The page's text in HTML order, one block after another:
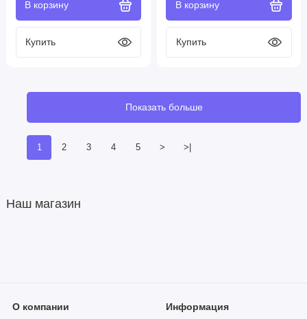
1 2 3 4 5 > >|
Показать больше
Наш магазин
О компании Информация